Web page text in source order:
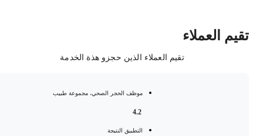
العملاء
تقيم العملاء الذين حجزو هذة الخدمة
موظف الحجر الصحي، مجموعة طبيب
التطبيق النتيجة